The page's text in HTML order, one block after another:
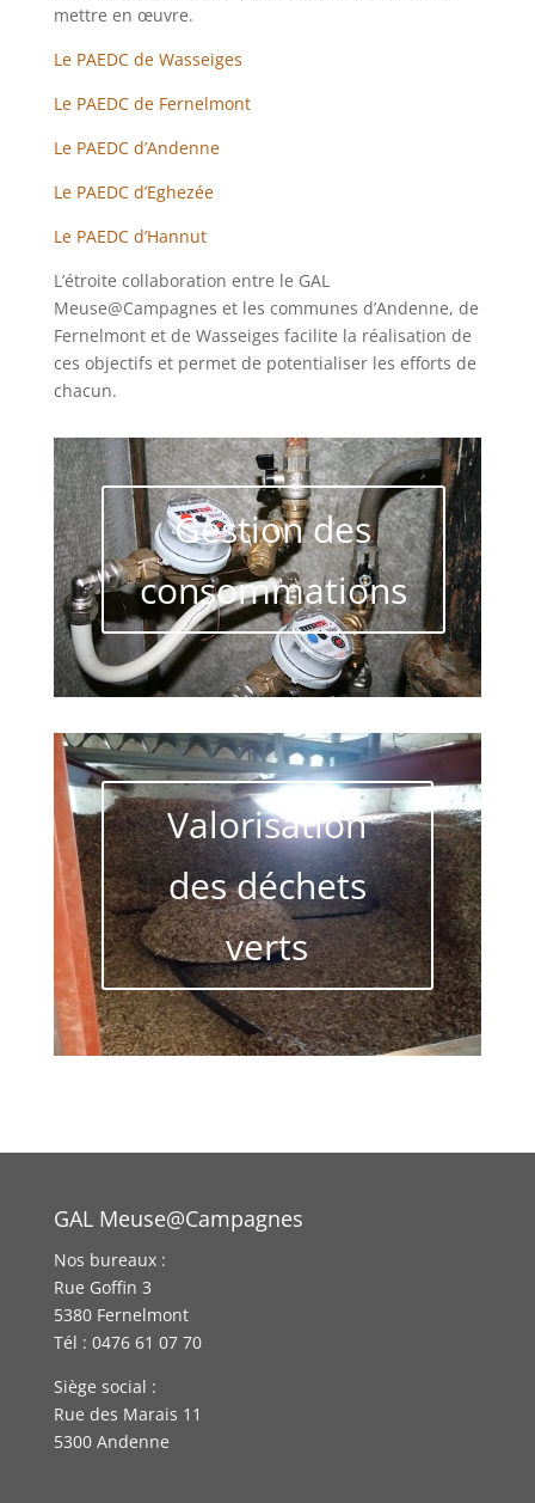
mettre en œuvre.
Le PAEDC de Wasseiges
Le PAEDC de Fernelmont
Le PAEDC d’Andenne
Le PAEDC d’Eghezée
Le PAEDC d’Hannut
L’étroite collaboration entre le GAL
Meuse@Campagnes et les communes d’Andenne, de
Fernelmont et de Wasseiges facilite la réalisation de
ces objectifs et permet de potentialiser les efforts de
chacun.
Gestion des
consommations
Valorisation
des déchets
verts
GAL Meuse@Campagnes
Nos bureaux :
Rue Goffin 3
5380 Fernelmont
Tél : 0476 61 07 70
Siège social :
Rue des Marais 11
5300 Andenne